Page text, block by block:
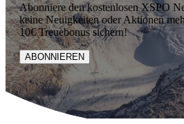
Abonniere den kostenlosen XSPO
keine Neuigkeiten oder Aktionen
10€ Treuebonus sichern!
ABONNIEREN